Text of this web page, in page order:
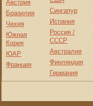
Австрия
Бразилия
Чехия
Южная
Корея
ЮАР
Франция
Сингапур
Испания
Россия /
СССР
Австралия
Финляндия
Германия